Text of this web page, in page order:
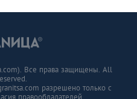
Все права защищены. All
разрешено только с
правообладателей.